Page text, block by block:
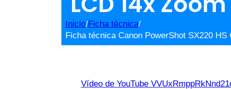
Inicio/Ficha técnica/
Ficha técnica Canon PowerShot SX220
Vídeo de YouTube